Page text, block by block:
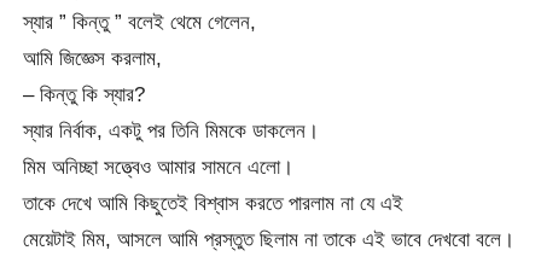
স্যার ” কিন্তু ” বলেই থেমে গেলেন,
আমি জিজ্ঞেস করলাম,
– কিন্তু কি স্যার?
স্যার নির্বাক, একটু পর তিনি মিমকে ডাকলেন।
মিম অনিচ্ছা সত্ত্বেও আমার সামনে এলো।
তাকে দেখে আমি কিছুতেই বিশ্বাস করতে পারলাম না যে এই
মেয়েটাই মিম, আসলে আমি প্রস্তুত ছিলাম না তাকে এই ভাবে দেখবো বলে।